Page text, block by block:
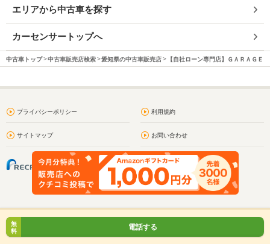
エリアから中古車を探す
カーセンサートップへ
中古車トップ 中古車販売店検索 愛知県の中古車販売店 【自社ローン専門店】ＧＡＲＡＧＥ
プライバシーポリシー 利用規約
サイトマップ お問い合わせ
無
料
電話する